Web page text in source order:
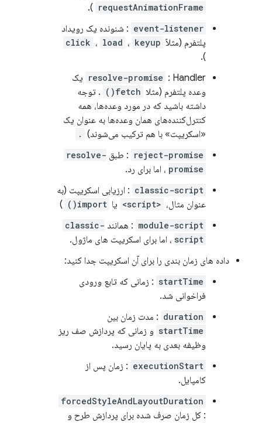
requestAnimationFrame
).
event-listener : شنونده یک رویداد
پلتفرم (مثلاً
click ، load ، keyup
).
resolve-promise : Handler یک
وعده پلتفرم (مثلا fetch()
. توجه
داشته باشید که در مورد وعده‌ها، همه
کنترل‌کننده‌های همان وعده‌ها به عنوان یک
«اسکریپت» با هم ترکیب می‌شوند) .
reject-promise : طبق resolve-
promise ، اما برای رد.
classic-script : ارزیابی اسکریپت (به
عنوان مثال، <script> یا import()
)
module-script : همانند classic-
script ، اما برای اسکریپت های ماژول.
داده های زمان بندی را برای آن اسکریپت جدا کنید:
startTime : زمانی که تابع ورودی
فراخوانی شد.
duration : مدت زمان بین
startTime و زمانی که پردازش صف ریز
وظیفه بعدی به پایان رسید.
executionStart : زمان پس از
کامپایل.
forcedStyleAndLayoutDuration
: کل زمان صرف شده برای پردازش طرح و